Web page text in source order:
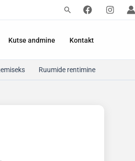
Kutse andmine Kontakt
Ruumide rentimine